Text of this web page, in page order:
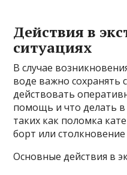
Действия в
ситуациях
В случае
воде важно сохранять
действовать
помощь и что делать в
таких как поломка
борт или
Основные действия в